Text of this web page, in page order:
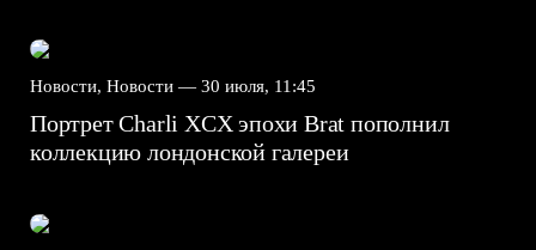
Новости, Новости — 30 июля, 11:45
Портрет Charli XCX эпохи Brat пополнил
коллекцию лондонской галереи